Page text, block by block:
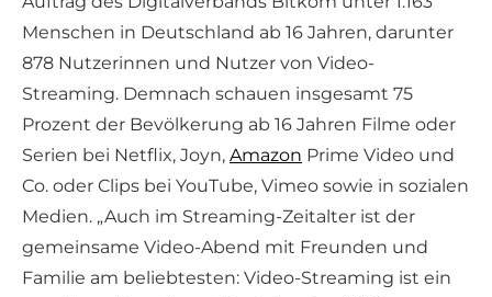
Menschen in Deutschland ab 16 Jahren, darunter
878 Nutzerinnen und Nutzer von Video-
Streaming. Demnach schauen insgesamt 75
Prozent der Bevölkerung ab 16 Jahren Filme oder
Serien bei Netflix, Joyn, Amazon Prime Video und
Co. oder Clips bei YouTube, Vimeo sowie in sozialen
Medien. „Auch im Streaming-Zeitalter ist der
gemeinsame Video-Abend mit Freunden und
Familie am beliebtesten: Video-Streaming ist ein